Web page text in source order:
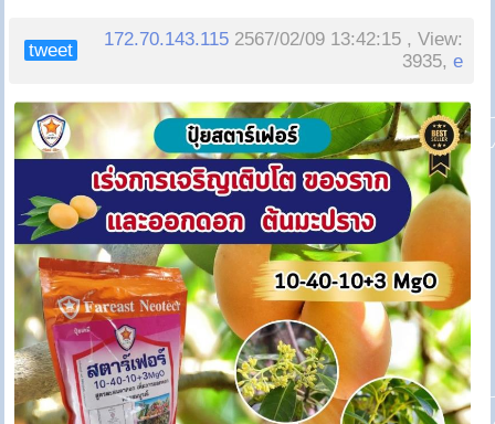
tweet
172.70.143.115 2567/02/09 13:42:15 , View:
3935,e